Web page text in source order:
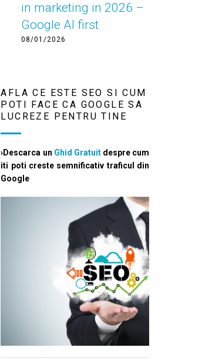
in marketing in 2026 –
Google AI first
08/01/2026
AFLA CE ESTE SEO SI CUM
POTI FACE CA GOOGLE SA
LUCREZE PENTRU TINE
›Descarca un Ghid Gratuitdespre cum
iti poti creste semnificativ traficul din
Google